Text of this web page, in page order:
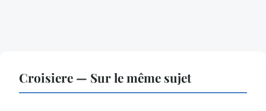
Croisiere — Sur le même sujet